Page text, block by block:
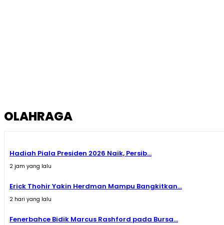
OLAHRAGA
Hadiah Piala Presiden 2026 Naik, Persib...
2 jam yang lalu
Erick Thohir Yakin Herdman Mampu Bangkitkan...
2 hari yang lalu
Fenerbahce Bidik Marcus Rashford pada Bursa...